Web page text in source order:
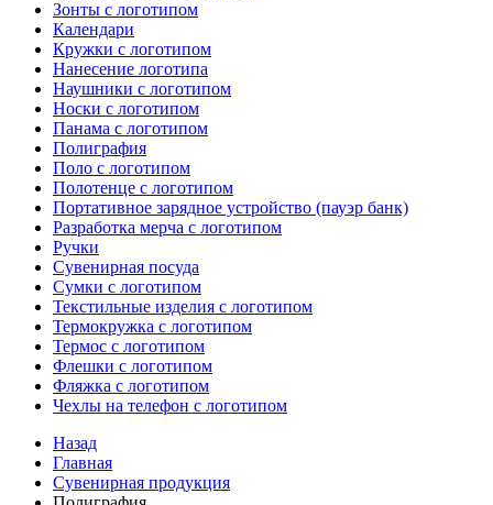
Зонты с логотипом
Календари
Кружки с логотипом
Нанесение логотипа
Наушники с логотипом
Носки с логотипом
Панама с логотипом
Полиграфия
Поло с логотипом
Полотенце с логотипом
Портативное зарядное устройство (пауэр банк)
Разработка мерча с логотипом
Ручки
Сувенирная посуда
Сумки с логотипом
Текстильные изделия с логотипом
Термокружка с логотипом
Термос с логотипом
Флешки с логотипом
Фляжка с логотипом
Чехлы на телефон с логотипом
Назад
Главная
Сувенирная продукция